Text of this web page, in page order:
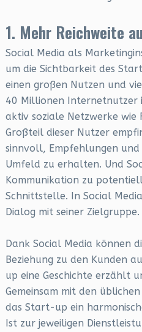
1. Mehr Reichweite
Social Media als
um die Sichtbarkeit des
einen großen Nutzen und
40 Millionen Internetnutzer
aktiv soziale Netzwerke wie
Großteil dieser Nutzer
sinnvoll, Empfehlungen und
Umfeld zu erhalten. Und
Kommunikation zu
Schnittstelle. In Social
Dialog mit seiner Zielgruppe.
Dank Social Media können
Beziehung zu den Kunden
up eine Geschichte erzählt
Gemeinsam mit den
das Start-up ein
Ist zur jeweiligen